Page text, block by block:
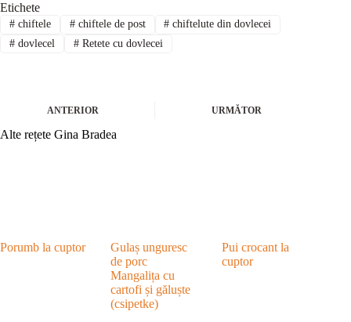
Etichete
#chiftele #chiftele de post # chiftelute din dovlecei
#dovlecel #Retete cu dovlecei
ANTERIOR URMĂTOR
Alte rețete Gina Bradea
Porumb la cuptor
Gulaș unguresc
de porc
Mangalița cu
cartofi și găluște
(csipetke)
Pui crocant la
cuptor